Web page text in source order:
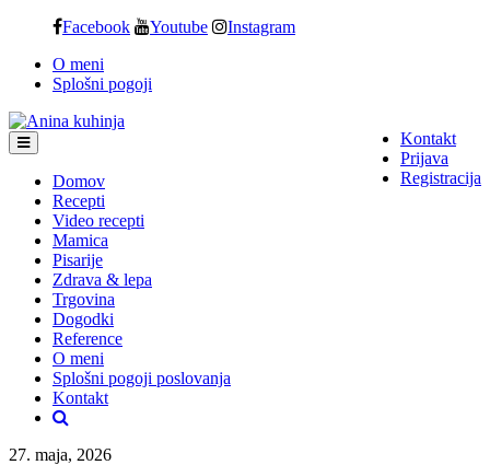
content
Facebook Youtube Instagram
O meni
Splošni pogoji
Kontakt
Prijava
Registracija
Domov
Recepti
Video recepti
Mamica
Pisarije
Zdrava & lepa
Trgovina
Dogodki
Reference
O meni
Splošni pogoji poslovanja
Kontakt
27. maja, 2026